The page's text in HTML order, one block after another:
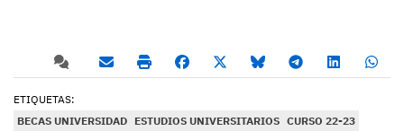
ETIQUETAS:
BECAS UNIVERSIDAD ESTUDIOS UNIVERSITARIOS CURSO 22-23